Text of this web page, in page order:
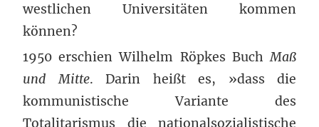
westlichen Universitäten kommen
können?
1950 erschien Wilhelm Röpkes BuchMaß
und Mitte. Darin heißt es, »dass die
kommunistische Variante des
Totalitarismus die nationalsozialistische